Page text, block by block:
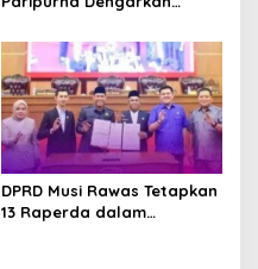
Presiden Republik
Indonesia
DPRD Musi Rawas Tetapkan
13 Raperda dalam